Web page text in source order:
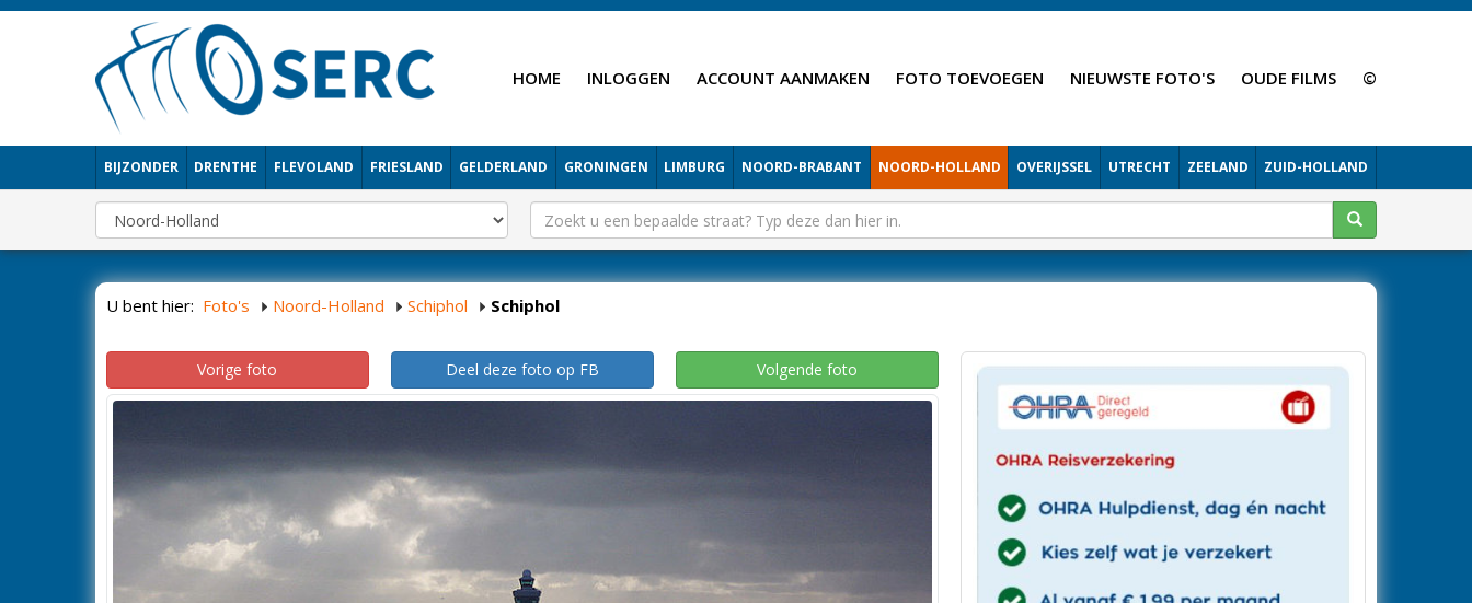
HOME INLOGGEN ACCOUNT AANMAKEN FOTO TOEVOEGEN NIEUWSTE FOTO'S OUDE FILMS ©
BIJZONDER DRENTHE FLEVOLAND FRIESLAND GELDERLAND GRONINGEN LIMBURG NOORD-BRABANT NOORD-HOLLAND OVERIJSSEL UTRECHT ZEELAND ZUID-HOLLAND
U bent hier: Foto's Noord-Holland Schiphol Schiphol
Vorige foto Deel deze foto op FB Volgende foto